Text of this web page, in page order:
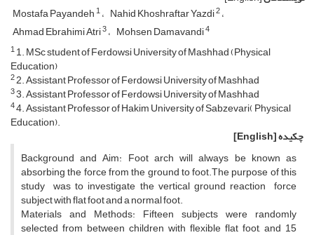
Mostafa Payandeh1 Nahid Khoshraftar Yazdi2
Ahmad Ebrahimi Atri3 Mohsen Damavandi4
11. MSc student of Ferdowsi University of Mashhad (Physical
Education)
22. Assistant Professor of Ferdowsi University of Mashhad
33. Assistant Professor of Ferdowsi University of Mashhad
44. Assistant Professor of Hakim University of Sabzevari( Physical
Education).
چکیده[English]
Background and Aim: Foot arch will always be known as
absorbing the force from the ground to foot.The purpose of this
study was to investigate the vertical ground reaction force
subject with flat foot and a normal foot.
Materials and Methods: Fifteen subjects were randomly
selected from between children with flexible flat foot, and 15